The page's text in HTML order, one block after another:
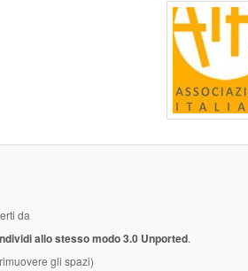
da
allo stesso modo 3.0 Unported.
gli spazi)